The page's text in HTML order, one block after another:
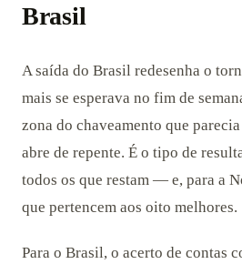
Brasil
A saída do Brasil redesenha o
mais se esperava no fim de
zona do chaveamento que
abre de repente. É o tipo de
todos os que restam — e, para a
que pertencem aos oito melhores.
Para o Brasil, o acerto de contas